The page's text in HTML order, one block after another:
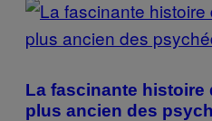
La fascinante histoire
plus ancien des